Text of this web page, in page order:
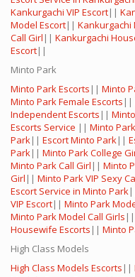
Kankurgachi VIP Escort||
Model Escort|| Kankurgachi
Call Girl || Kankurgachi
Escort||
Minto Park
Minto Park Escorts || Minto
Minto Park Female Escorts ||
Independent Escorts ||
Escorts Service || Minto
Park|| Escort Minto Park||
Park|| Minto Park College
Minto Park Call Girl || Minto
Girl || Minto Park VIP Sexy
Escort Service in Minto Park
VIP Escort|| Minto Park
Minto Park Model Call Girls ||
Housewife Escorts || Minto
High Class Models
High Class Models Escorts ||